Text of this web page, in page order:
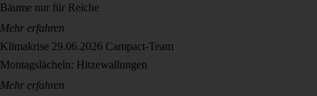
Bäume nur für Reiche
Mehr erfahren
Klimakrise 29.06.2026 Campact-Team
Montagslächeln: Hitzewallungen
Mehr erfahren